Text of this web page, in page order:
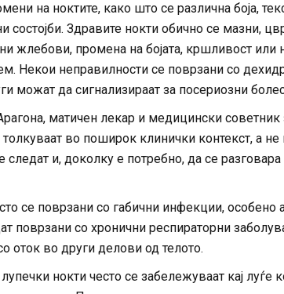
на ноктите, како што се различна боја,
состојби. Здравите нокти обично се мазни,
жлебови, промена на бојата, кршливост или
Некои неправилности се поврзани со
можат да сигнализираат за посериозни
матичен лекар и медицински советник
во поширок клинички контекст, а не
и, доколку е потребно, да се
се поврзани со габични инфекции,
поврзани со хронични респираторни
оток во други делови од телото.
нокти често се забележуваат кај луѓе